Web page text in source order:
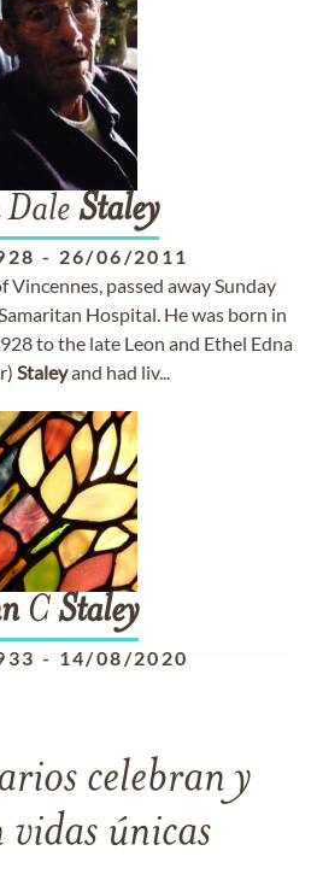
Dale Staley
- 26/06/2011
Vincennes, passed away Sunday
Hospital. He was born in
to the late Leon and Ethel Edna
Staleyand had liv...
CStaley
- 14/08/2020
celebran y
únicas